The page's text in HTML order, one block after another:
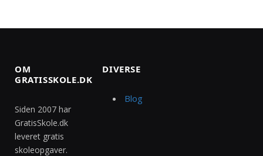
OM
GRATISSKOLE.DK
Siden 2007 har
GratisSkole.dk
leveret gratis
skoleopgaver.
DIVERSE
Blog